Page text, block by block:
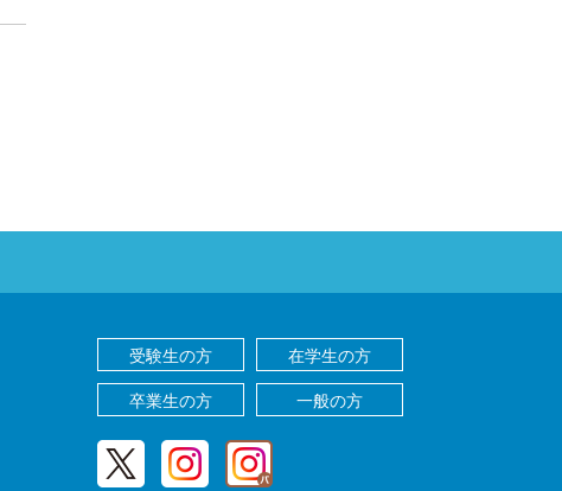
受験生の方
在学生の方
卒業生の方
一般の方